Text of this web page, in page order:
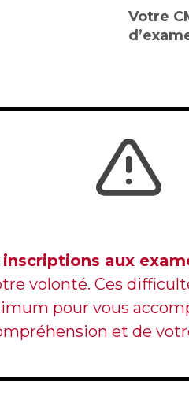
Votre
inscriptions aux
volonté. Ces
pour vous
et de